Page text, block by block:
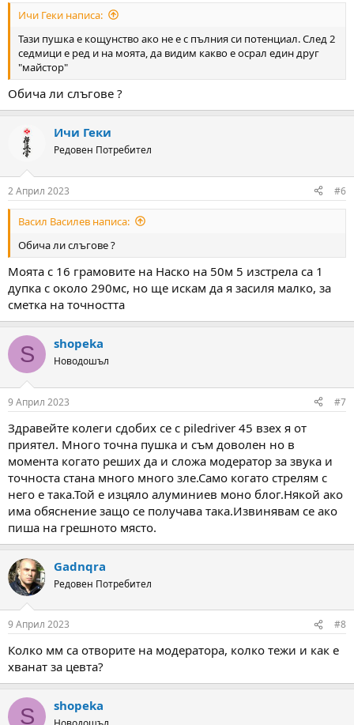
Ичи Геки написа:
Тази пушка е кощунство ако не е с пълния си потенциал. След 2
седмици е ред и на моята, да видим какво е осрал един друг
"майстор"
Обича ли слъгове ?
Ичи Геки
Редовен Потребител
2 Април 2023 #6
Васил Василев написа:
Обича ли слъгове ?
Моята с 16 грамовите на Наско на 50м 5 изстрела са 1
дупка с около 290мс, но ще искам да я засиля малко, за
сметка на точността
S shopeka
Новодошъл
9 Април 2023 #7
Здравейте колеги сдобих се с piledriver 45 взех я от
приятел. Много точна пушка и съм доволен но в
момента когато реших да и сложа модератор за звука и
точноста стана много много зле.Само когато стрелям с
него е така.Той е изцяло алуминиев моно блог.Някой ако
има обяснение защо се получава така.Извинявам се ако
пиша на грешното място.
Gadnqra
Редовен Потребител
9 Април 2023 #8
Колко мм са отворите на модератора, колко тежи и как е
хванат за цевта?
S shopeka